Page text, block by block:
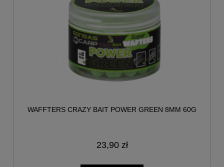
WAFFTERS CRAZY BAIT POWER GREEN 8MM 60G
23,90 zł